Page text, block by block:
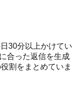
30分以上かけてい
合った返信を生成
割をまとめていま